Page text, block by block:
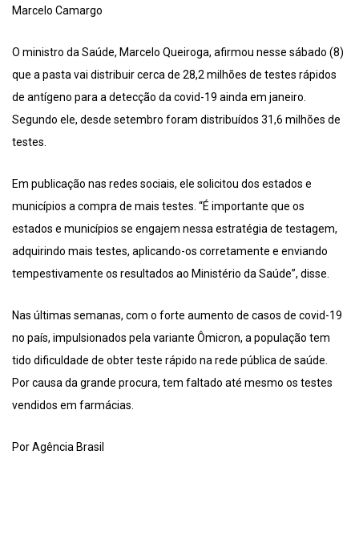
Marcelo Camargo
O ministro da Saúde, Marcelo Queiroga, afirmou nesse sábado (8)
que a pasta vai distribuir cerca de 28,2 milhões de testes rápidos
de antígeno para a detecção da covid-19 ainda em janeiro.
Segundo ele, desde setembro foram distribuídos 31,6 milhões de
testes.
Em publicação nas redes sociais, ele solicitou dos estados e
municípios a compra de mais testes. “É importante que os
estados e municípios se engajem nessa estratégia de testagem,
adquirindo mais testes, aplicando-os corretamente e enviando
tempestivamente os resultados ao Ministério da Saúde”, disse.
Nas últimas semanas, com o forte aumento de casos de covid-19
no país, impulsionados pela variante Ômicron, a população tem
tido dificuldade de obter teste rápido na rede pública de saúde.
Por causa da grande procura, tem faltado até mesmo os testes
vendidos em farmácias.
Por Agência Brasil